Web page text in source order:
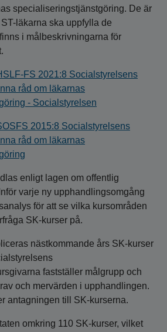
specialiseringstjänstgöring. De är
läkarna ska uppfylla de
i målbeskrivningarna för
FS 2021:8 Socialstyrelsens
råd om läkarnas
- Socialstyrelsen
2015:8 Socialstyrelsens
råd om läkarnas
enligt lagen om offentlig
varje ny upphandlingsomgång
för att se vilka kursområden
SK-kurser på.
nästkommande års SK‑kurser
fastställer målgrupp och
och mervärden i upphandlingen.
antagningen till SK‑kurserna.
omkring 110 SK-kurser, vilket